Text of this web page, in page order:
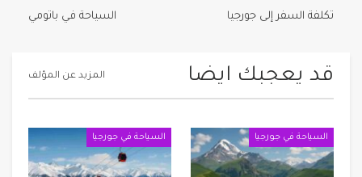
تكلفة السفر إلى جورجيا السياحة في باتومي
قد يعجبك ايضا المزيد عن المؤلف
السياحة في جورجيا السياحة في جورجيا